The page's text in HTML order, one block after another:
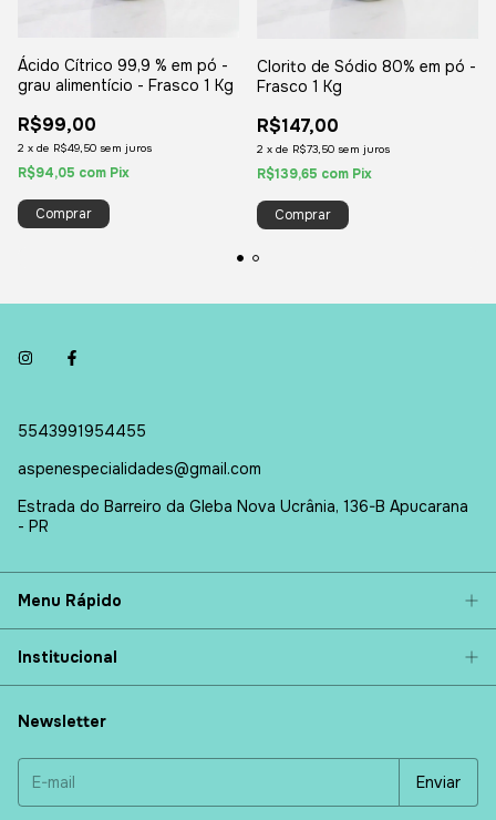
Ácido Cítrico 99,9 % em pó -
grau alimentício - Frasco 1 Kg
R$99,00
2 x de R$49,50 sem juros
R$94,05 com Pix
Clorito de Sódio 80% em pó -
Frasco 1 Kg
R$147,00
2 x de R$73,50 sem juros
R$139,65 com Pix
5543991954455
aspenespecialidades@gmail.com
Estrada do Barreiro da Gleba Nova Ucrânia, 136-B Apucarana
- PR
Menu Rápido
Institucional
Newsletter